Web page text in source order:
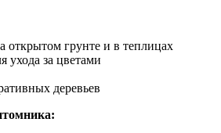
открытом грунте и в теплицах
ухода за цветами
деревьев